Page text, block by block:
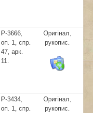
Р-3666,
оп. 1, спр.
47, арк.
11.
Оригінал,
рукопис.
Р-3434,
оп. 1, спр.
Оригінал,
рукопис.